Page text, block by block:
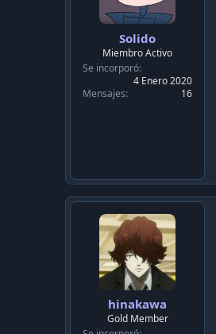
Solido
Miembro Activo
Se incorporó
4 Enero 2020
Mensajes
16
hinakawa
Gold Member